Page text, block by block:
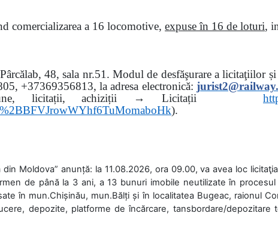
comercializarea a 16 locomotive, expuse în 16 de loturi,
48, sala nr.51.Modul de desfăşurare a licitaţiilor
+37369356813, la adresa electronică:
licitații, achiziții → Licitații
).
Moldova” anunță: la 11.08.2026, ora 09.00, va avea loc
de până la 3 ani, a 13 bunuri imobile neutilizate în
în mun.Chișinău, mun.Bălți și în localitatea Bugeac, raionul
depozite, platforme de încărcare, tansbordare/depozitare